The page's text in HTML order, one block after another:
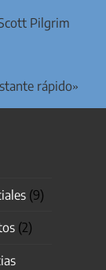
Pilgrim
rápido»
(9)
(2)